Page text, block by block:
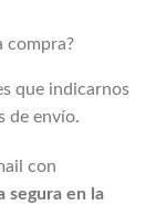
compra?
que indicarnos
de envío.
con
segura en la